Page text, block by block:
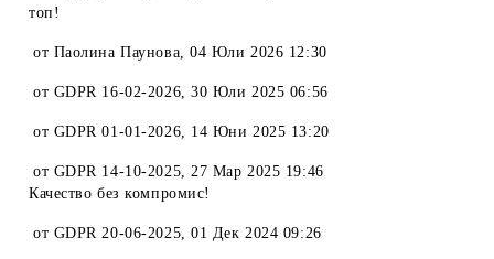
топ!
от Паолина Паунова,04 Юли 2026 12:30
от GDPR 16-02-2026,30 Юли 2025 06:56
от GDPR 01-01-2026, 14 Юни 2025 13:20
от GDPR 14-10-2025,27 Мар 2025 19:46
Качество без компромис!
от GDPR 20-06-2025,01 Дек 2024 09:26